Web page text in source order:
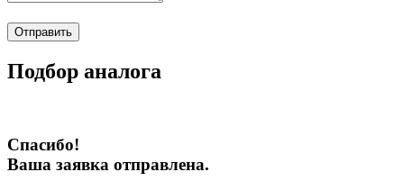
Отправить
Подбор аналога
Спасибо!
Ваша заявка отправлена.